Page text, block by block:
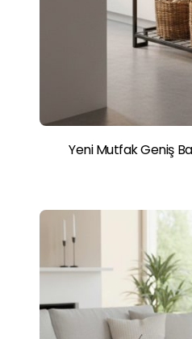
Yeni Mutfak Geniş